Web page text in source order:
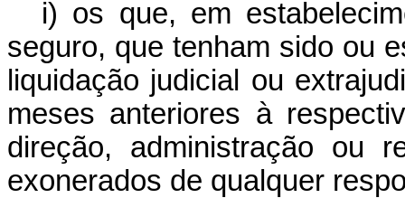
i) os que, em
seguro, que tenham sido ou
liquidação judicial ou
meses anteriores à
direção, administração ou
exonerados de qualquer